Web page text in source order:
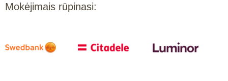
Mokėjimais rūpinasi: